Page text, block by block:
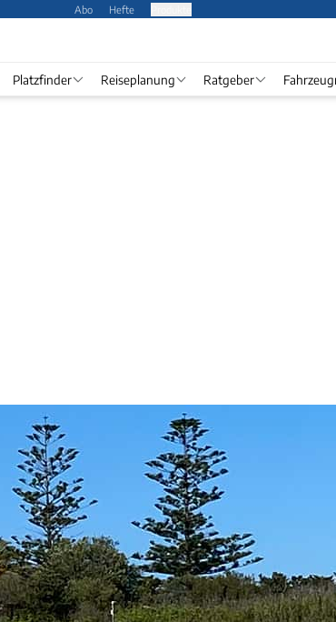
Abo Hefte
Platzfinder Reiseplanung Ratgeber